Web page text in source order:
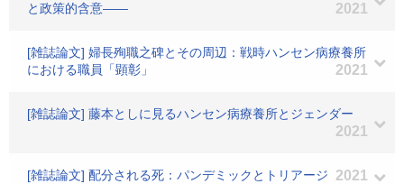
と政策的含意——
2021
[雑誌論文] 婦長殉職之碑とその周辺：戦時ハンセン病療養所
における職員「顕彰」
2021
[雑誌論文] 藤本としに見るハンセン病療養所とジェンダー
2021
[雑誌論文] 配分される死：パンデミックとトリアージ 2021